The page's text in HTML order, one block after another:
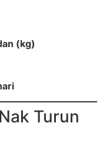
(kg)
Turun